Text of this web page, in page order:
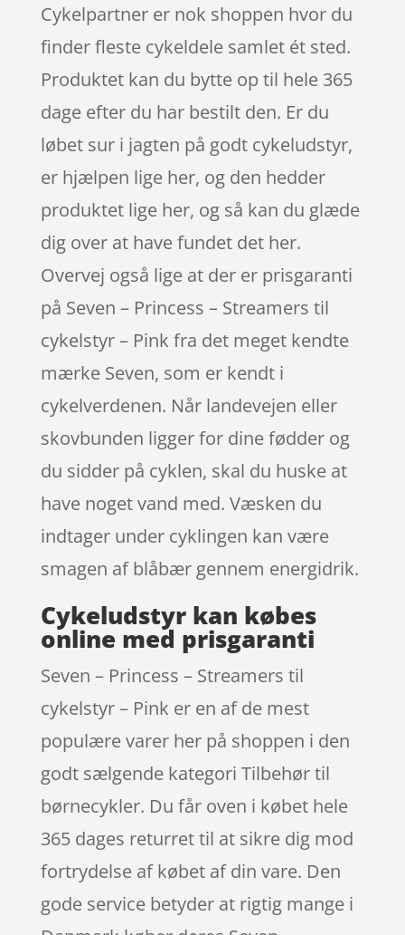
Cykelpartner er nok shoppen hvor du
finder fleste cykeldele samlet ét sted.
Produktet kan du bytte op til hele 365
dage efter du har bestilt den. Er du
løbet sur i jagten på godt cykeludstyr,
er hjælpen lige her, og den hedder
produktet lige her, og så kan du glæde
dig over at have fundet det her.
Overvej også lige at der er prisgaranti
på Seven – Princess – Streamers til
cykelstyr – Pink fra det meget kendte
mærke Seven, som er kendt i
cykelverdenen. Når landevejen eller
skovbunden ligger for dine fødder og
du sidder på cyklen, skal du huske at
have noget vand med. Væsken du
indtager under cyklingen kan være
smagen af blåbær gennem energidrik.
Cykeludstyr kan købes
online med prisgaranti
Seven – Princess – Streamers til
cykelstyr – Pink er en af de mest
populære varer her på shoppen i den
godt sælgende kategori Tilbehør til
børnecykler. Du får oven i købet hele
365 dages returret til at sikre dig mod
fortrydelse af købet af din vare. Den
gode service betyder at rigtig mange i